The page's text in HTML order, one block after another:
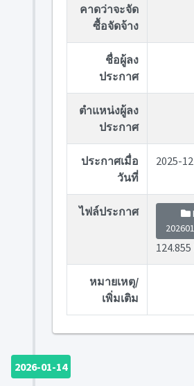
คาดว่าจะจัด
ซื้อจัดจ้าง
ชื่อผู้ลง
ประกาศ
ตำแหน่งผู้ลง
ประกาศ
ประกาศเมื่อ
วันที่
2025-
ไฟล์ประกาศ
124.855
หมายเหตุ/
เพิ่มเติม
2026-01-14